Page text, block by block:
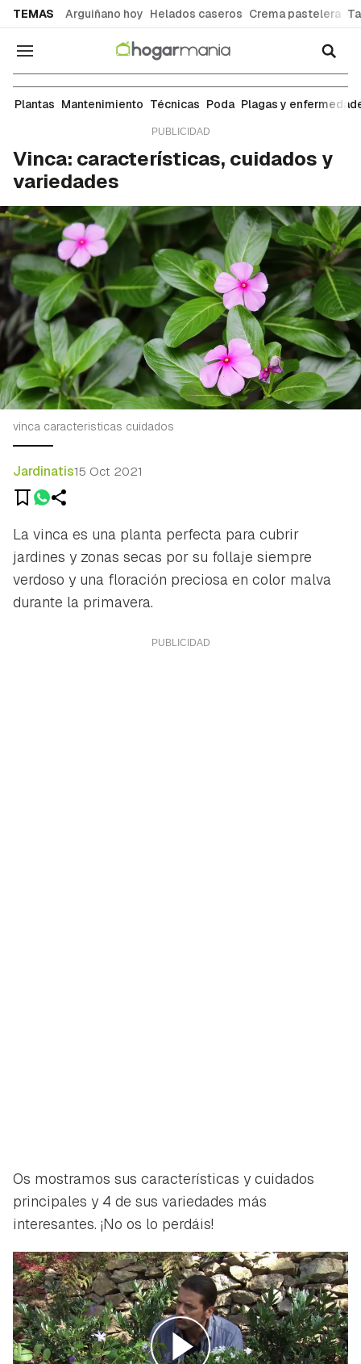
TEMAS Arguiñano hoy Helados caseros Crema pastelera
Navegación
Plantas
Plantas Mantenimiento Técnicas Poda Plagas y
Vinca: características, cuidados y
variedades
vinca caracteristicas cuidados
Jardinatis15 Oct 2021
La vinca es una planta perfecta para cubrir
jardines y zonas secas por su follaje siempre
verdoso y una floración preciosa en color malva
durante la primavera.
Os mostramos sus características y cuidados
principales y 4 de sus variedades más
interesantes. ¡No os lo perdáis!